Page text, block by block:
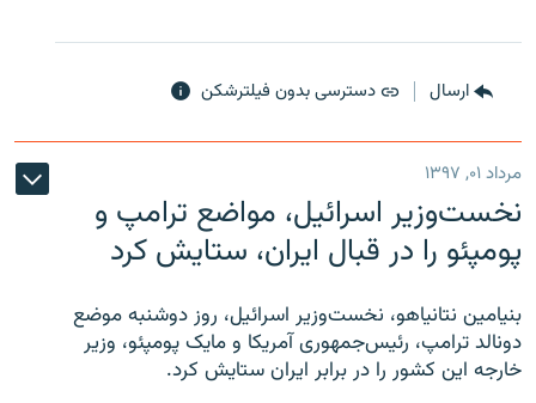
ارسال دسترسی بدون فیلترشکن
مرداد ۰۱, ۱۳۹۷
نخست‌وزیر اسرائیل، مواضع ترامپ و
پومپئو را در قبال ایران، ستایش کرد
بنیامین نتانیاهو، نخست‌وزیر اسرائیل، روز دوشنبه موضع
دونالد ترامپ، رئیس‌جمهوری آمریکا و مایک پومپئو، وزیر
خارجه این کشور را در برابر ایران ستایش کرد.